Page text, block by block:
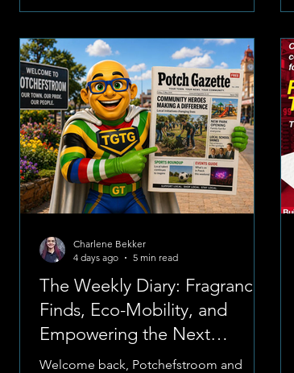
the occasion with a special offer for
lunch or main meal will receive a
complimentary glass of house wine to
go with their food. The pr
The Weekly Diary: Fragrance
Finds, Eco-Mobility, and
Empowering the Next
Generation
Welcome back, Potchefstroom and
Charlene Bekker
4 days ago
5 min read